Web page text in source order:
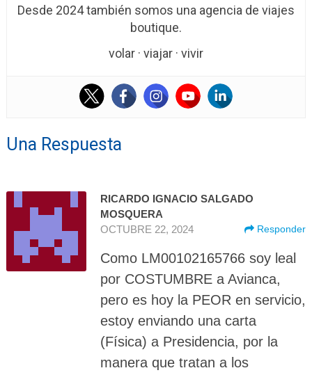
Desde 2024 también somos una agencia de viajes
boutique.
volar · viajar · vivir
Una Respuesta
RICARDO IGNACIO SALGADO
MOSQUERA
OCTUBRE 22, 2024
Responder
Como LM00102165766 soy leal
por COSTUMBRE a Avianca,
pero es hoy la PEOR en servicio,
estoy enviando una carta
(Física) a Presidencia, por la
manera que tratan a los